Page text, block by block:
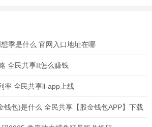
季是什么 官网入口地址在哪
全民共享II怎么赚钱
率 全民共享ll-app上线
钱包)是什么 全民共享【股金钱包APP】下载